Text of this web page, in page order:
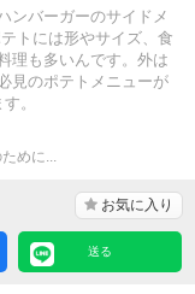
ンバーガーのサイドメ
トには形やサイズ、食
理も多いんです。外は
見のポテトメニューが
。
めに...
お気に入り
送る